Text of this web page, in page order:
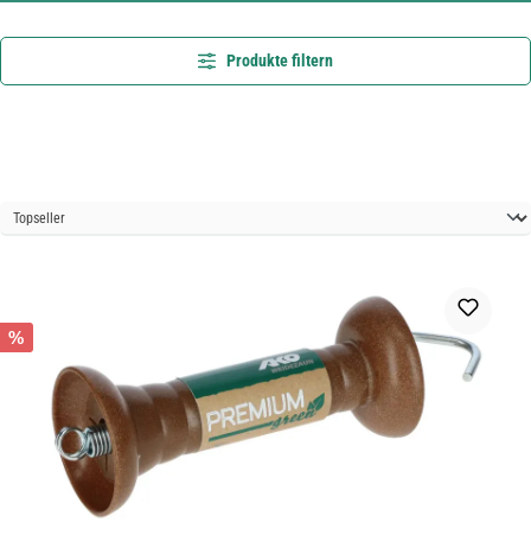
Produkte filtern
%